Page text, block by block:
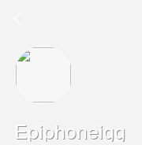
Epiphoneigg